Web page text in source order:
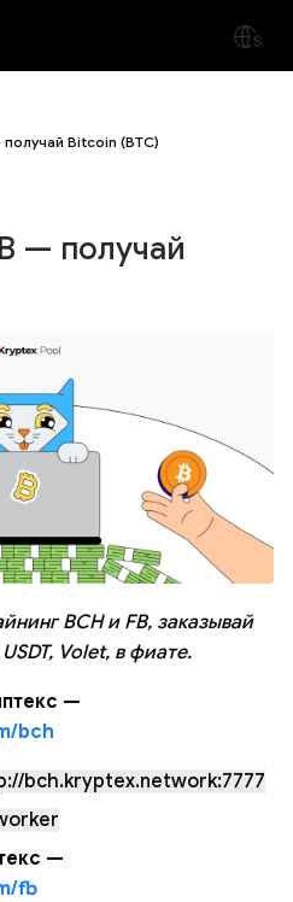
Bitcoin (BTC)
— получай
BCH и FB, заказывай
Volet, в фиате.
—
bch
bch.kryptex.network:7777
—
fb